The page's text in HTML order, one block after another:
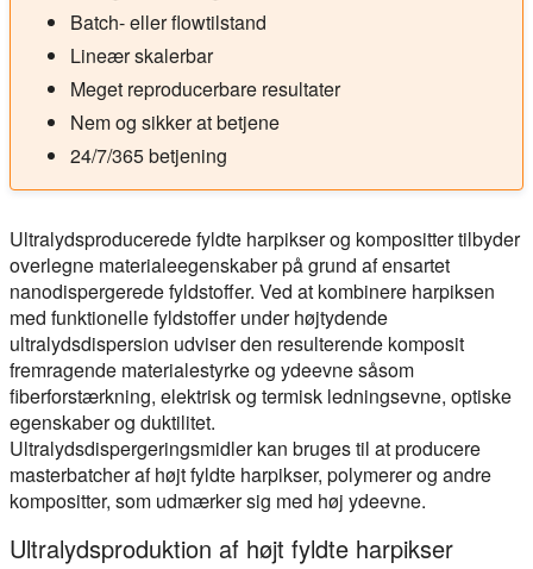
Batch- eller flowtilstand
Lineær skalerbar
Meget reproducerbare resultater
Nem og sikker at betjene
24/7/365 betjening
Ultralydsproducerede fyldte harpikser og kompositter tilbyder
overlegne materialeegenskaber på grund af ensartet
nanodispergerede fyldstoffer. Ved at kombinere harpiksen
med funktionelle fyldstoffer under højtydende
ultralydsdispersion udviser den resulterende komposit
fremragende materialestyrke og ydeevne såsom
fiberforstærkning, elektrisk og termisk ledningsevne, optiske
egenskaber og duktilitet.
Ultralydsdispergeringsmidler kan bruges til at producere
masterbatcher af højt fyldte harpikser, polymerer og andre
kompositter, som udmærker sig med høj ydeevne.
Ultralydsproduktion af højt fyldte harpikser